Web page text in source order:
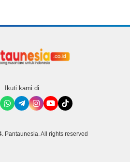
Ikuti kami di
Pantaunesia. All rights reserved